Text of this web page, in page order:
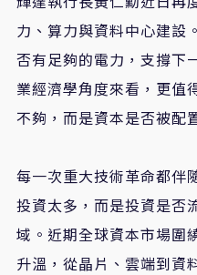
力、算力與資料中心建設
否有足夠的電力，支撐下
業經濟學角度來看，更值
不夠，而是資本是否被配
每一次重大技術革命都伴
投資太多，而是投資是否
域。近期全球資本市場圍
升溫，從晶片、雲端到資